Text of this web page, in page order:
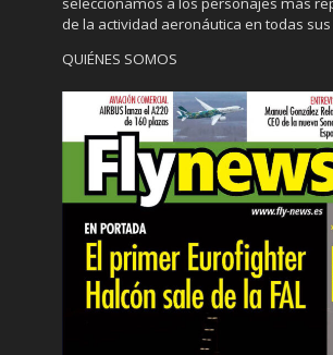
de la actividad aeronáutica en todas
QUIÉNES SOMOS